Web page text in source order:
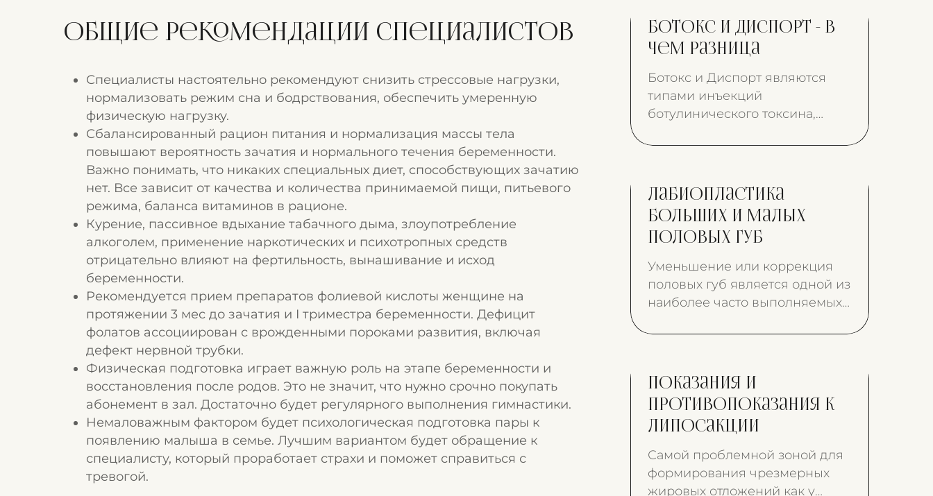
Общие рекомендации специалистов
Специалисты настоятельно рекомендуют снизить стрессовые нагрузки,
нормализовать режим сна и бодрствования, обеспечить умеренную
физическую нагрузку.
Сбалансированный рацион питания и нормализация массы тела
повышают вероятность зачатия и нормального течения беременности.
Важно понимать, что никаких специальных диет, способствующих зачатию
нет. Все зависит от качества и количества принимаемой пищи, питьевого
режима, баланса витаминов в рационе.
Курение, пассивное вдыхание табачного дыма, злоупотребление
алкоголем, применение наркотических и психотропных средств
отрицательно влияют на фертильность, вынашивание и исход
беременности.
Рекомендуется прием препаратов фолиевой кислоты женщине на
протяжении 3 мес до зачатия и I триместра беременности. Дефицит
фолатов ассоциирован с врожденными пороками развития, включая
дефект нервной трубки.
Физическая подготовка играет важную роль на этапе беременности и
восстановления после родов. Это не значит, что нужно срочно покупать
абонемент в зал. Достаточно будет регулярного выполнения гимнастики.
Немаловажным фактором будет психологическая подготовка пары к
появлению малыша в семье. Лучшим вариантом будет обращение к
специалисту, который проработает страхи и поможет справиться с
тревогой.
Ботокс и диспорт - в
чем разница
Ботокс и Диспорт являются
типами инъекций
ботулинического токсина,
лечения мышечных спазмов
Лабиопластика
больших и малых
половых губ
Уменьшение или коррекция
половых губ является одной из
наиболее часто выполняемых
хирургии. В последние годы
влагалища резко вырос.
Показания и
противопоказания к
липосакции
Самой проблемной зоной для
формирования чрезмерных
жировых отложений как у